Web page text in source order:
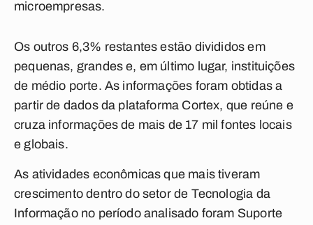
microempresas.
Os outros 6,3% restantes estão divididos em
pequenas, grandes e, em último lugar, instituições
de médio porte. As informações foram obtidas a
partir de dados da plataforma Cortex, que reúne e
cruza informações de mais de 17 mil fontes locais
e globais.
As atividades econômicas que mais tiveram
crescimento dentro do setor de Tecnologia da
Informação no período analisado foram Suporte